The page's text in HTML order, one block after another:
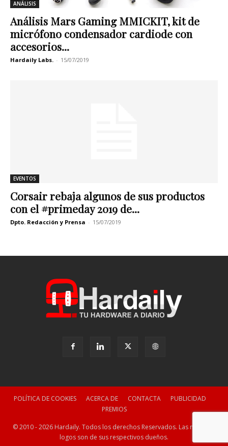
ANÁLISIS
Análisis Mars Gaming MMICKIT, kit de
micrófono condensador cardiode con
accesorios...
Hardaily Labs. - 15/07/2019
EVENTOS
Corsair rebaja algunos de sus productos
con el #primeday 2019 de...
Dpto. Redacción y Prensa - 15/07/2019
POLÍTICA DE COOKIES ACERCA DE CONTACTA
PUBLICIDAD
PREMIOS
© 2010 - 2026 Hardaily. Todos los derechos Reservados. Las marcas y
logos son de sus respectivos dueños.